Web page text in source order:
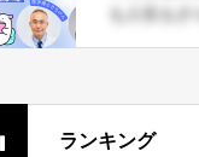
ランキング